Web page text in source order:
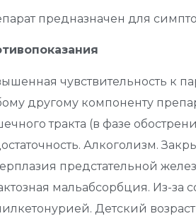
предназначен для
чувствительность к
другому компоненту
тракта (в фазе
Алкоголизм.
предстательной
мальабсорбция. Из-
Детский